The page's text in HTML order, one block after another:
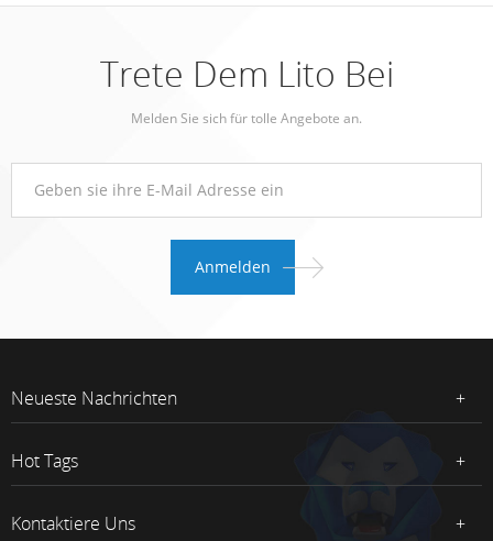
Trete Dem Lito Bei
Melden Sie sich für tolle Angebote an.
Neueste Nachrichten
Hot Tags
Kontaktiere Uns